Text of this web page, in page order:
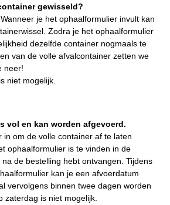
gewisseld?
je het ophaalformulier invult kan
Zodra je het ophaalformulier
dezelfde container nogmaals te
van de volle afvalcontainer zetten we
neer!
niet mogelijk.
vol en kan worden afgevoerd.
in om de volle container af te laten
ophaalformulier is te vinden in de
de bestelling hebt ontvangen. Tijdens
kan je een afvoerdatum
vervolgens binnen twee dagen worden
zaterdag is niet mogelijk.